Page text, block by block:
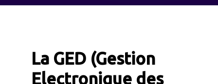
La GED (Gestion
Electronique des